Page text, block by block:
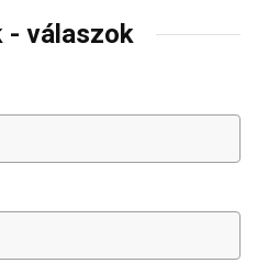
- válaszok